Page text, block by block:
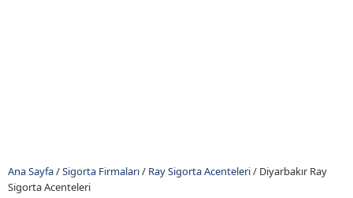
Ana Sayfa/Sigorta Firmaları/ Ray Sigorta Acenteleri/ Diyarbakır Ray
Sigorta Acenteleri